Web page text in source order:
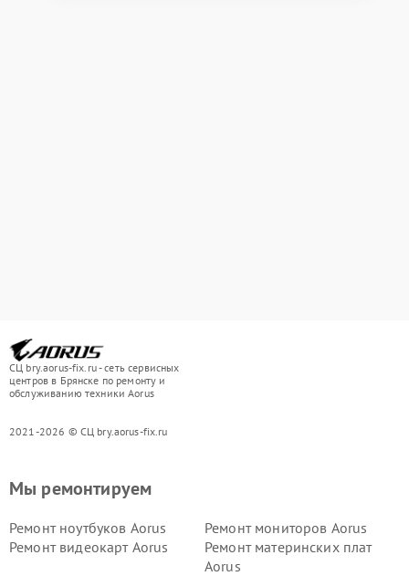
СЦ bry.aorus-fix.ru - сеть сервисных
центров в Брянске по ремонту и
обслуживанию техники Aorus
2021-2026 © СЦ bry.aorus-fix.ru
Мы ремонтируем
Ремонт ноутбуков Aorus
Ремонт мониторов Aorus
Ремонт видеокарт Aorus
Ремонт материнских плат
Aorus